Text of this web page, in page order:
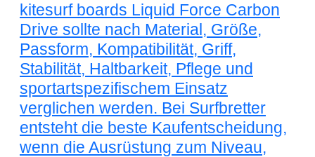
kitesurf boards Liquid Force Carbon
Drive sollte nach Material, Größe,
Passform, Kompatibilität, Griff,
Stabilität, Haltbarkeit, Pflege und
sportartspezifischem Einsatz
verglichen werden. Bei Surfbretter
entsteht die beste Kaufentscheidung,
wenn die Ausrüstung zum Niveau,